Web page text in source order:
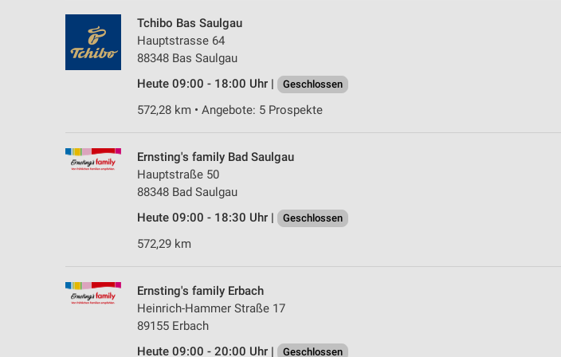
Tchibo Bas Saulgau
Hauptstrasse 64
88348 Bas Saulgau
Heute 09:00 - 18:00 Uhr |
Geschlossen
572,28 km • Angebote: 5 Prospekte
Ernsting's family Bad Saulgau
Hauptstraße 50
88348 Bad Saulgau
Heute 09:00 - 18:30 Uhr |
Geschlossen
572,29 km
Ernsting's family Erbach
Heinrich-Hammer Straße 17
89155 Erbach
Heute 09:00 - 20:00 Uhr |
Geschlossen